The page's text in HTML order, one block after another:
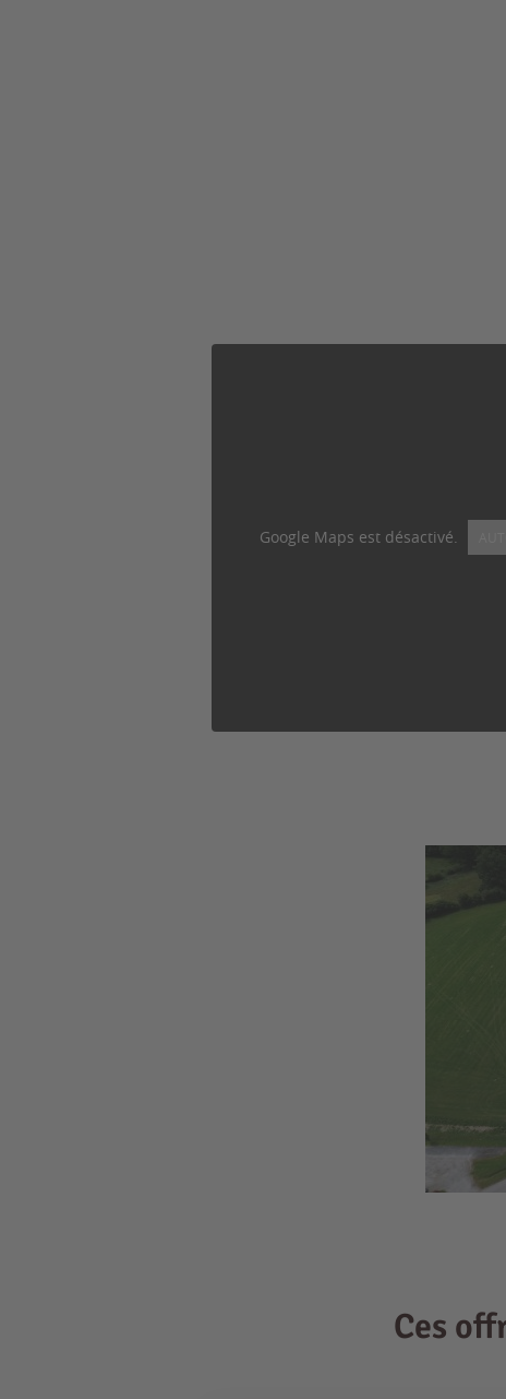
Google Maps est désactivé.
Ces